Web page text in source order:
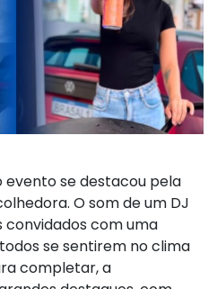
evento se destacou pela
O som de um DJ
convidados com uma
se sentirem no clima
completar, a